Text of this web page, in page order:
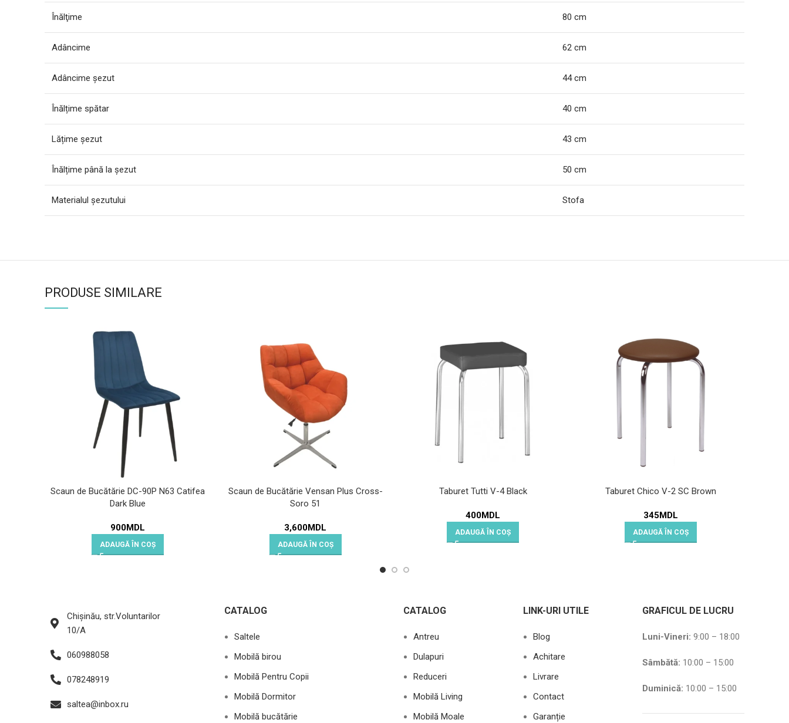
Înălţime 80 cm
Adâncime 62 cm
Adâncime șezut 44 cm
Înălțime spătar 40 cm
Lățime șezut 43 cm
Înălțime până la șezut 50 cm
Materialul şezutului Stofa
PRODUSE SIMILARE
Scaun de Bucătărie DC-90P N63 Catifea
Dark Blue
900MDL
ADAUGĂ ÎN COȘ
Scaun de Bucătărie Vensan Plus Cross-
Soro 51
3,600MDL
ADAUGĂ ÎN COȘ
Taburet Tutti V-4 Black
400MDL
ADAUGĂ ÎN COȘ
Taburet Chico V-2 SC Brown
345MDL
ADAUGĂ ÎN COȘ
Chișinău, str.Voluntarilor
10/A
060988058
078248919
saltea@inbox.ru
CATALOG
Saltele
Mobilă birou
Mobilă Pentru Copii
Mobilă Dormitor
Mobilă bucătărie
CATALOG
Antreu
Dulapuri
Reduceri
Mobilă Living
Mobilă Moale
LINK-URI UTILE
Blog
Achitare
Livrare
Contact
Garanție
GRAFICUL DE LUCRU
Luni-Vineri: 9:00 – 18:00
Sâmbătă: 10:00 – 15:00
Duminică: 10:00 – 15:00